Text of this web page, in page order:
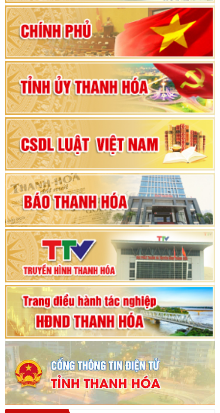
2026-2031
80 năm Quốc hội Việt Nam: vì lợi ích Nhân dân,
vì sự phát triển của đất nước
Bộ Chính trị duyệt nội dung Đại hội đại biểu
Đảng bộ tỉnh Thanh Hóa lần thứ XX, nhiệm kỳ
2025 - 2030
Đại hội đại biểu Đảng bộ xã Yên Thọ lần thứ I,
nhiệm kỳ 2025 – 2030
Đại hội Đảng bộ xã Yên Ninh lần thứ nhất,
nhiệm kỳ 2025 - 2030
Khai mạc Kỳ họp bất thường lần thứ 9, Quốc
hội khóa XV
Phiên thảo luận Kỳ họp thứ 24, HĐND tỉnh
Thanh Hóa khóa XVIII, nhiệm kỳ 2021 - 2026
Bế mạc Kỳ họp thứ hai bốn, Hội đồng nhân dân
tỉnh khoá XVIII